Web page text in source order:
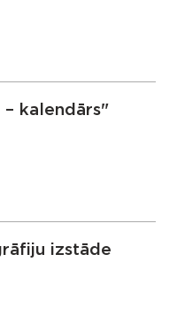
– kalendārs"
izstāde